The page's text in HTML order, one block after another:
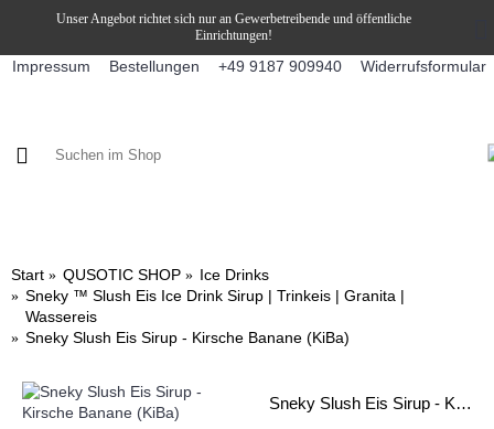
Unser Angebot richtet sich nur an Gewerbetreibende und öffentliche
Einrichtungen!
Impressum Bestellungen +49 9187 909940 Widerrufsformular
Start QUSOTIC SHOP
Ice Drinks
Sneky ™ Slush Eis Ice Drink Sirup | Trinkeis | Granita |
Wassereis
Sneky Slush Eis Sirup - Kirsche Banane (KiBa)
Sneky Slush Eis Sirup - Kirsche Banane (KiBa)